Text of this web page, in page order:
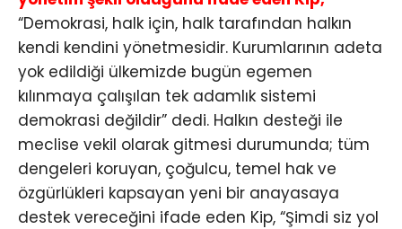
“Demokrasi, halk için, halk tarafından halkın
kendi kendini yönetmesidir. Kurumlarının adeta
yok edildiği ülkemizde bugün egemen
kılınmaya çalışılan tek adamlık sistemi
demokrasi değildir” dedi. Halkın desteği ile
meclise vekil olarak gitmesi durumunda; tüm
dengeleri koruyan, çoğulcu, temel hak ve
özgürlükleri kapsayan yeni bir anayasaya
destek vereceğini ifade eden Kip, “Şimdi siz yol